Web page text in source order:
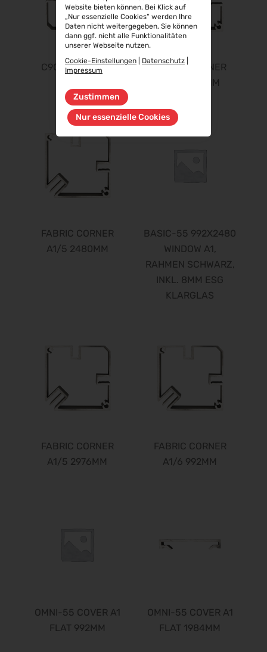
C90-CORNER A1
FABRIC CORNER
A1/5 1984MM
FABRIC CORNER
A1/5 2480MM
BASIC-55 992X2480
WINDOW A1,
RAHMEN SCHWARZ,
INKL. 8MM ESG
KLARGLAS
FABRIC CORNER
A1/5 2976MM
FABRIC CORNER
A1/6 992MM
OMNI-55 COVER A1
FLAT 992MM
OMNI-55 COVER A1
FLAT 1984MM
Website bieten können. Bei Klick auf
„Nur essenzielle Cookies“ werden Ihre
Daten nicht weitergegeben, Sie können
dann ggf. nicht alle Funktionalitäten
unserer Webseite nutzen.
Cookie-Einstellungen
Datenschutz
Impressum
Zustimmen
Nur essenzielle Cookies